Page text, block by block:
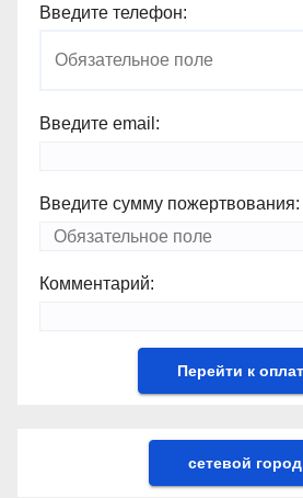
Введите телефон:
Введите email:
Введите сумму пожертвования:
Комментарий:
сетевой город